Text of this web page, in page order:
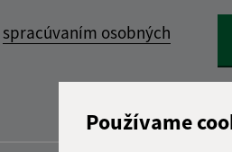
Používame
spracúvaním osobných